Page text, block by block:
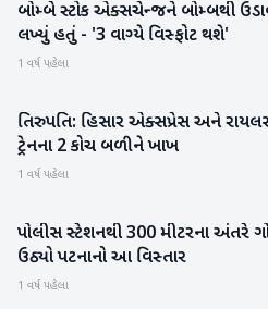
રાષ્ટ્રીય
બોમ્બે સ્ટોક એક્સચેન્જને બોમ્બથી
લખ્યું હતું - '3 વાગ્યે વિસ્ફોટ થશે'
1 વર્ષ પહેલા
રાષ્ટ્રીય
તિરુપતિ: હિસાર એક્સપ્રેસ અને
ટ્રેનના 2 કોચ બળીને ખાખ
1 વર્ષ પહેલા
રાષ્ટ્રીય
પોલીસ સ્ટેશનથી 300 મીટરના અંતરે
ઉઠ્યો પટનાનો આ વિસ્તાર
1 વર્ષ પહેલા